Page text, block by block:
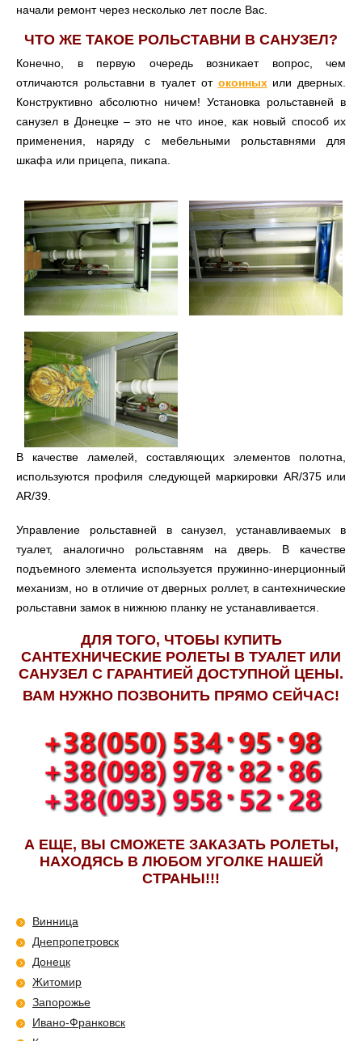
начали ремонт через несколько лет после Вас.
ЧТО ЖЕ ТАКОЕ РОЛЬСТАВНИ В САНУЗЕЛ?
Конечно, в первую очередь возникает вопрос, чем
отличаются рольставни в туалет от оконныхили дверных.
Конструктивно абсолютно ничем! Установка рольставней в
санузел в Донецке – это не что иное, как новый способ их
применения, наряду с мебельными рольставнями для
шкафа или прицепа, пикапа.
В качестве ламелей, составляющих элементов полотна,
используются профиля следующей маркировки AR/375 или
AR/39.
Управление рольставней в санузел, устанавливаемых в
туалет, аналогично рольставням на дверь. В качестве
подъемного элемента используется пружинно-инерционный
механизм, но в отличие от дверных роллет, в сантехнические
рольставни замок в нижнюю планку не устанавливается.
ДЛЯ ТОГО, ЧТОБЫ КУПИТЬ
САНТЕХНИЧЕСКИЕ РОЛЕТЫ В ТУАЛЕТ ИЛИ
САНУЗЕЛ С ГАРАНТИЕЙ ДОСТУПНОЙ ЦЕНЫ.
ВАМ НУЖНО ПОЗВОНИТЬ ПРЯМО СЕЙЧАС!
А ЕЩЕ, ВЫ СМОЖЕТЕ ЗАКАЗАТЬ РОЛЕТЫ,
НАХОДЯСЬ В ЛЮБОМ УГОЛКЕ НАШЕЙ
СТРАНЫ!!!
Винница
Днепропетровск
Донецк
Житомир
Запорожье
Ивано-Франковск